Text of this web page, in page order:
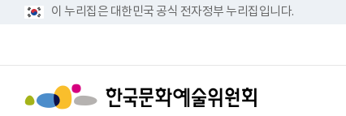
이 누리집은 대한민국 공식 전자정부 누리집입니다.